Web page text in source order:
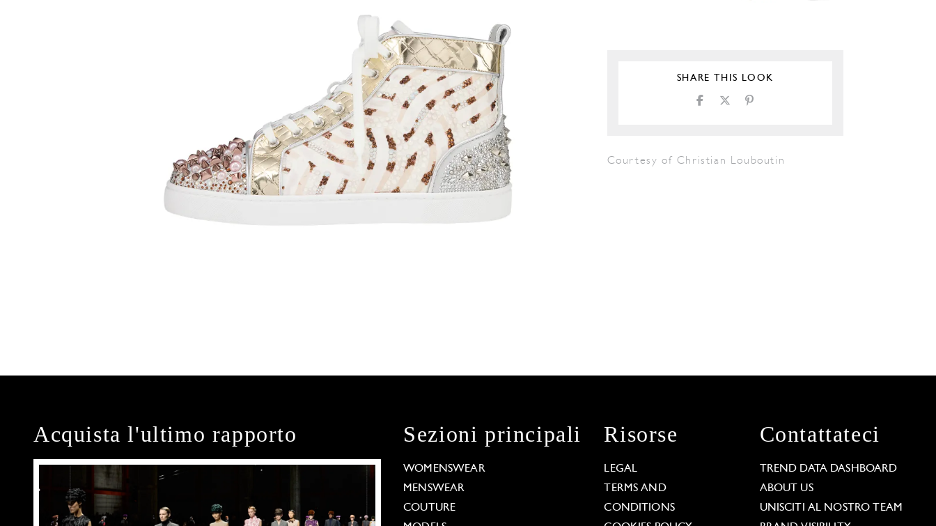
SHARE THIS LOOK
Courtesy of Christian Louboutin
Acquista l'ultimo rapporto Sezioni principali
WOMENSWEAR
MENSWEAR
COUTURE
Risorse
LEGAL
TERMS AND
CONDITIONS
Contattateci
TREND DATA DASHBOARD
ABOUT US
UNISCITI AL NOSTRO TEAM